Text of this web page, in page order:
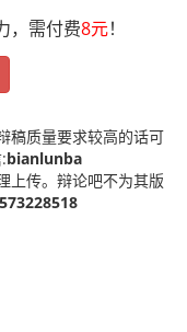
需付费8元！
稿质量要求较高的话可
bianlunba
上传。辩论吧不为其版
573228518